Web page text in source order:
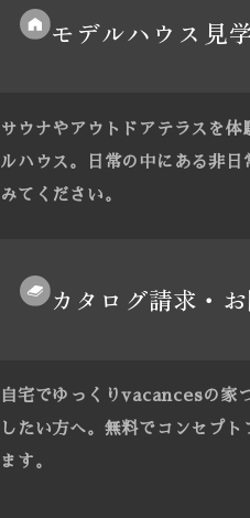
モデルハウス見
サウナやアウトドアテラスを
ルハウス。
日常の中にある非
みてください。
カタログ請求・
自宅でゆっくりvacancesの家
したい方へ。 無料でコンセプト
ます。